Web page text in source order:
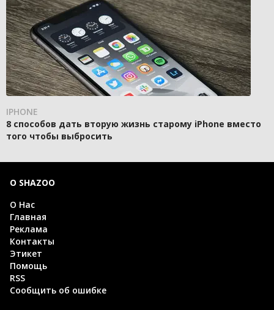
IPHONE
8 способов дать вторую жизнь старому iPhone вместо
того чтобы выбросить
О SHAZOO
О Нас
Главная
Реклама
Контакты
Этикет
Помощь
RSS
Сообщить об ошибке